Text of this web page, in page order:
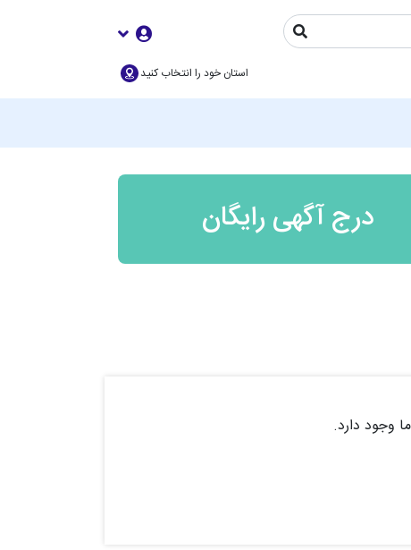
استان خود را انتخاب کنید
درج آگهی رایگان
وجود دارد.